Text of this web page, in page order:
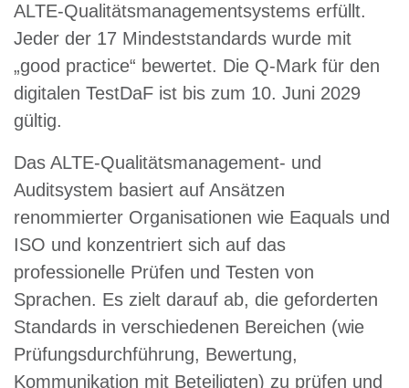
ALTE-Qualitätsmanagementsystems erfüllt.
Jeder der 17 Mindeststandards wurde mit
„good practice“ bewertet. Die Q-Mark für den
digitalen TestDaF ist bis zum 10. Juni 2029
gültig.
Das ALTE-Qualitätsmanagement- und
Auditsystem basiert auf Ansätzen
renommierter Organisationen wie Eaquals und
ISO und konzentriert sich auf das
professionelle Prüfen und Testen von
Sprachen. Es zielt darauf ab, die geforderten
Standards in verschiedenen Bereichen (wie
Prüfungsdurchführung, Bewertung,
Kommunikation mit Beteiligten) zu prüfen und